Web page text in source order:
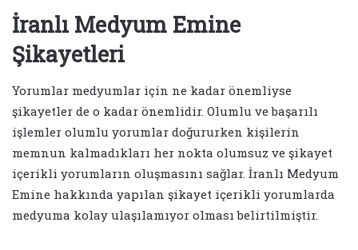
İranlı Medyum Emine
Şikayetleri
Yorumlar medyumlar için ne kadar önemliyse
şikayetler de o kadar önemlidir. Olumlu ve başarılı
işlemler olumlu yorumlar doğururken kişilerin
memnun kalmadıkları her nokta olumsuz ve şikayet
içerikli yorumların oluşmasını sağlar. İranlı Medyum
Emine hakkında yapılan şikayet içerikli yorumlarda
medyuma kolay ulaşılamıyor olması belirtilmiştir.